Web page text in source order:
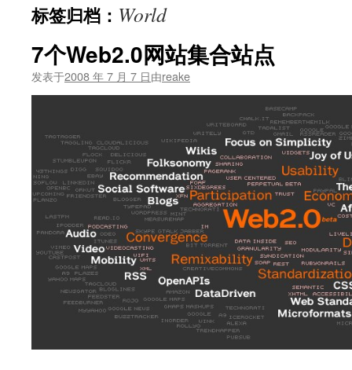
文标签归档： World
7个Web2.0网站集合站点
发表于2008 年 7 月 7 日由reake